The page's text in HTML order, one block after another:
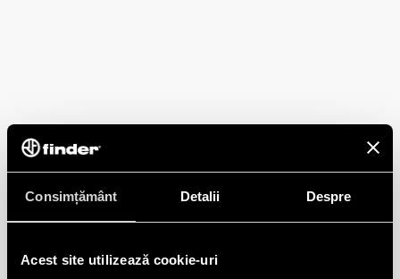
Consimțământ Detalii Despre
Acest site utilizează cookie-uri